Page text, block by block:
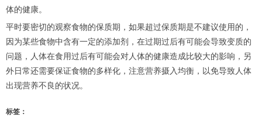
体的健康。
平时要密切的观察食物的保质期，如果超过保质期是不建议使用的，
因为某些食物中含有一定的添加剂，在过期过后有可能会导致变质的
问题，人体在食用过后有可能会对人体的健康造成比较大的影响，另
外日常还需要保证食物的多样化，注意营养摄入均衡，以免导致人体
出现营养不良的状况。
标签：